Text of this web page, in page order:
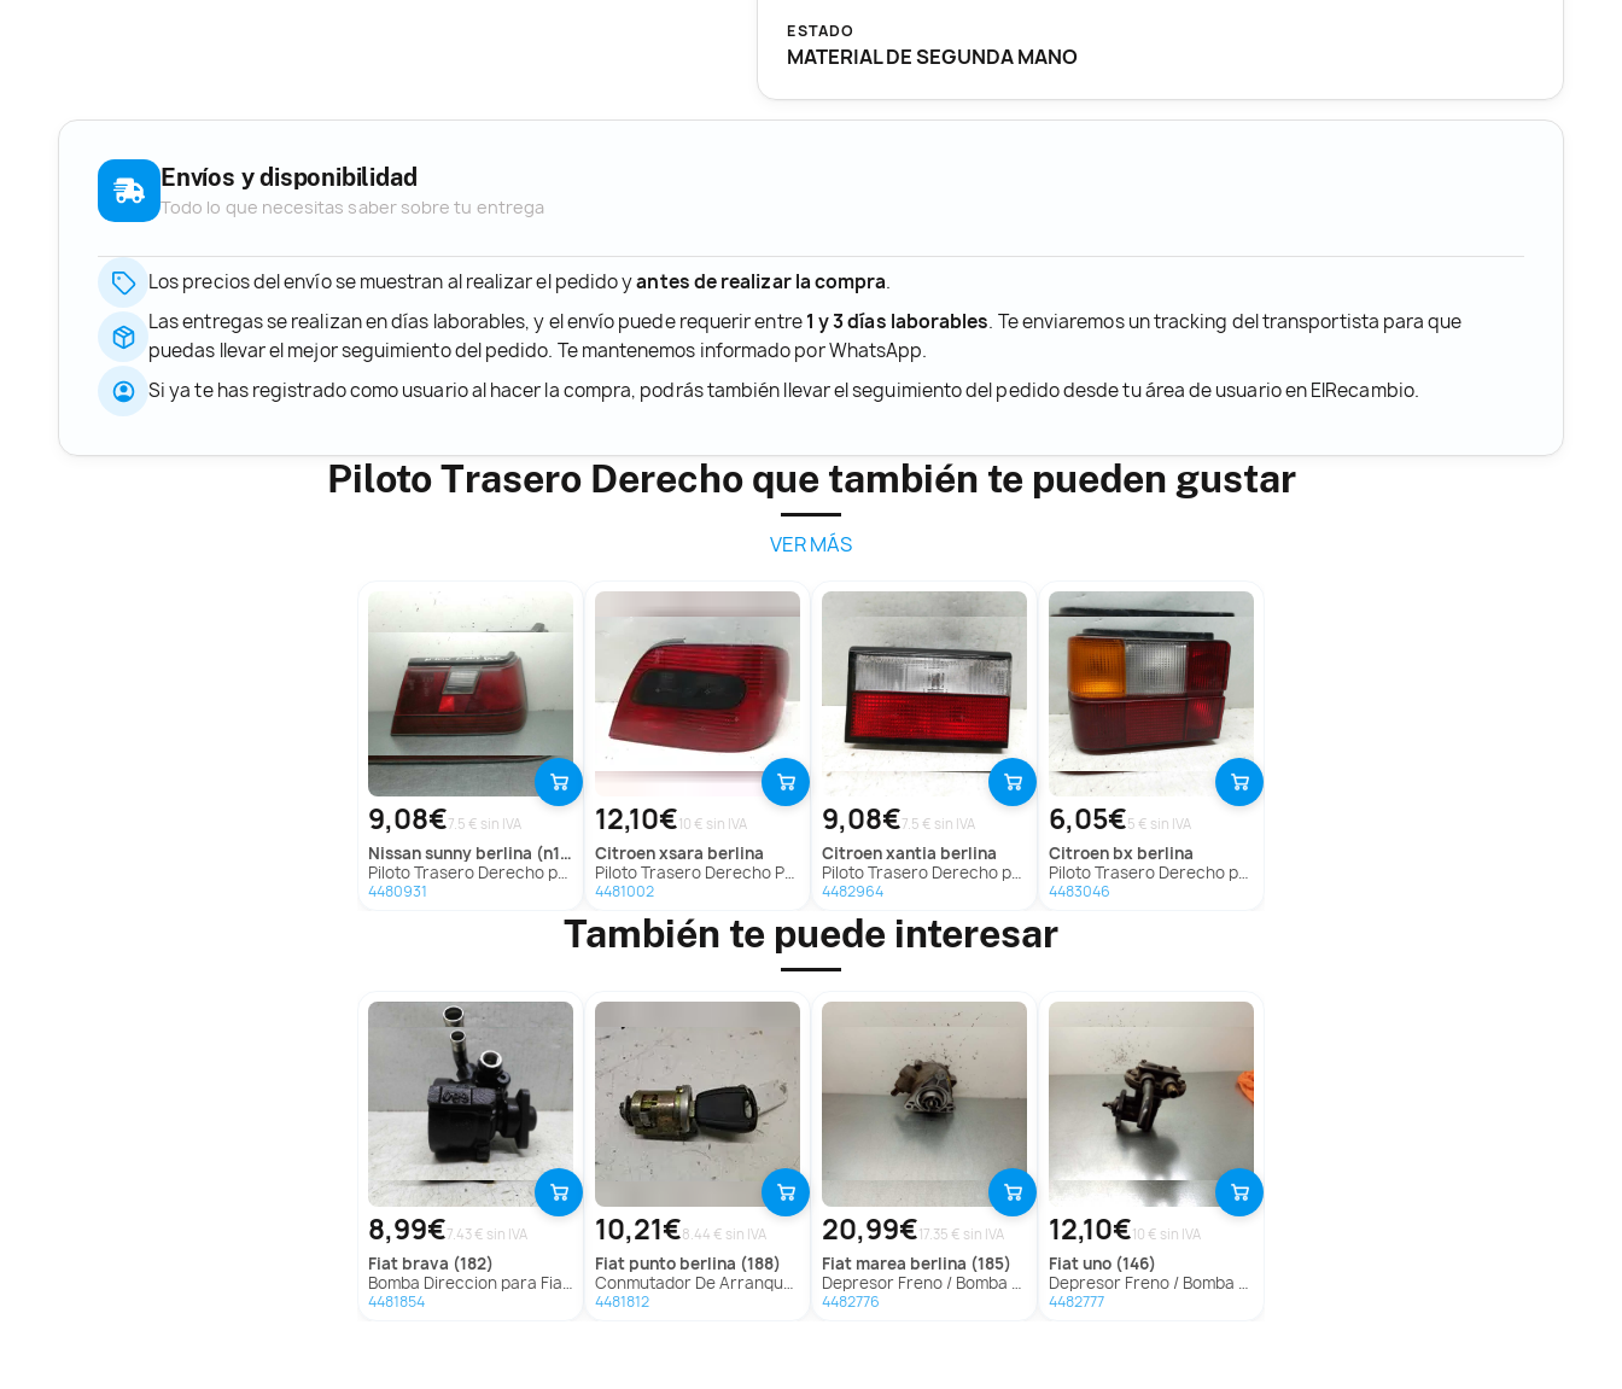
ESTADO
MATERIAL DE SEGUNDA MANO
Envíos y disponibilidad
Todo lo que necesitas saber sobre tu entrega
Los precios del envío se muestran al realizar el pedido yantes de realizar la compra.
Las entregas se realizan en días laborables, y el envío puede requerir entre1 y 3 días laborables. Te enviaremos un tracking del transportista para que
puedas llevar el mejor seguimiento del pedido. Te mantenemos informado por WhatsApp.
Si ya te has registrado como usuario al hacer la compra, podrás también llevar el seguimiento del pedido desde tu área de usuario en ElRecambio.
Piloto Trasero Derecho que también te pueden gustar
VER MÁS
9,08€7.5 € sin IVA
nissansunny berlina (n13)
Piloto Trasero Derecho para Nissan Sunny Berlina (N13)
4480931
12,10€10 € sin IVA
citroenxsara berlina
Piloto Trasero Derecho Para Citroen Xsara Berlina
4481002
9,08€7.5 € sin IVA
citroenxantia berlina
Piloto Trasero Derecho para Citroën Xantia Berlina
4482964
6,05€5 € sin IVA
citroen bx berlina
Piloto Trasero Derecho para Citroën Bx Berlina
4483046
También te puede interesar
8,99€7.43 € sin IVA
fiat brava (182)
Bomba Direccion para Fiat Brava (182)
4481854
10,21€8.44 € sin IVA
fiat punto berlina (188)
Conmutador De Arranque Para Fiat Punto Berlina
4481812
20,99€17.35 € sin IVA
fiat marea berlina (185)
Depresor Freno / Bomba Vacio para Fiat Marea Berlina (185)
4482776
12,10€10 € sin IVA
fiatuno (146)
Depresor Freno / Bomba Vacio para Fiat Uno (146)
4482777